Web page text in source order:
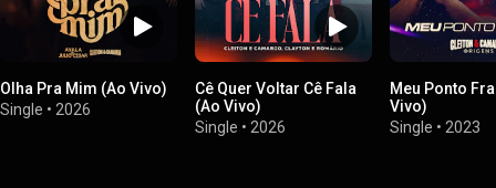
Olha Pra Mim (Ao Vivo)
Single • 2026
Cê Quer Voltar Cê Fala
(Ao Vivo)
Single • 2026
Meu Ponto
Vivo)
Single • 2023